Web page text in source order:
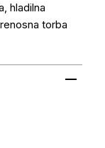
hladilna
torba